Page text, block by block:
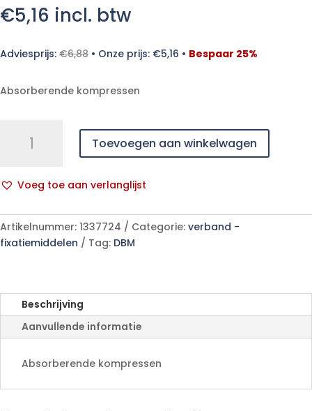
€5,16 incl. btw
Adviesprijs: €6,88 • Onze prijs: €5,16 • Bespaar 25%
Absorberende kompressen
10x20
156415
aantal
Toevoegen aan winkelwagen
Voeg toe aan verlanglijst
l
t
e
a
t
Artikelnummer: 1337724 Categorie: verband -
fixatiemiddelen
Tag: DBM
Beschrijving
Aanvullende informatie
Absorberende kompressen